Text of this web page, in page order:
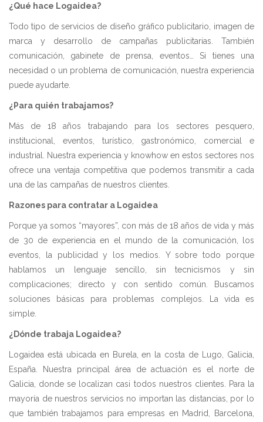
¿Qué hace Logaidea?
Todo tipo de servicios de diseño gráfico publicitario, imagen de
marca y desarrollo de campañas publicitarias. También
comunicación, gabinete de prensa, eventos… Si tienes una
necesidad o un problema de comunicación, nuestra experiencia
puede ayudarte.
¿Para quién trabajamos?
Más de 18 años trabajando para los sectores pesquero,
institucional, eventos, turístico, gastronómico, comercial e
industrial. Nuestra experiencia y knowhow en estos sectores nos
ofrece una ventaja competitiva que podemos transmitir a cada
una de las campañas de nuestros clientes.
Razones para contratar a Logaidea
Porque ya somos “mayores”, con más de 18 años de vida y más
de 30 de experiencia en el mundo de la comunicación, los
eventos, la publicidad y los medios. Y sobre todo porque
hablamos un lenguaje sencillo, sin tecnicismos y sin
complicaciones; directo y con sentido común. Buscamos
soluciones básicas para problemas complejos. La vida es
simple.
¿Dónde trabaja Logaidea?
Logaidea está ubicada en Burela, en la costa de Lugo, Galicia,
España. Nuestra principal área de actuación es el norte de
Galicia, donde se localizan casi todos nuestros clientes. Para la
mayoría de nuestros servicios no importan las distancias, por lo
que también trabajamos para empresas en Madrid, Barcelona,